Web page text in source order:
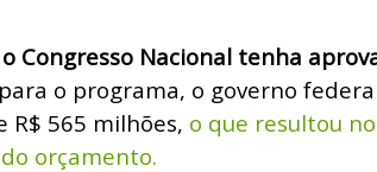
Congresso Nacional tenha
para o programa, o governo
565 milhões, o que resultou
orçamento.